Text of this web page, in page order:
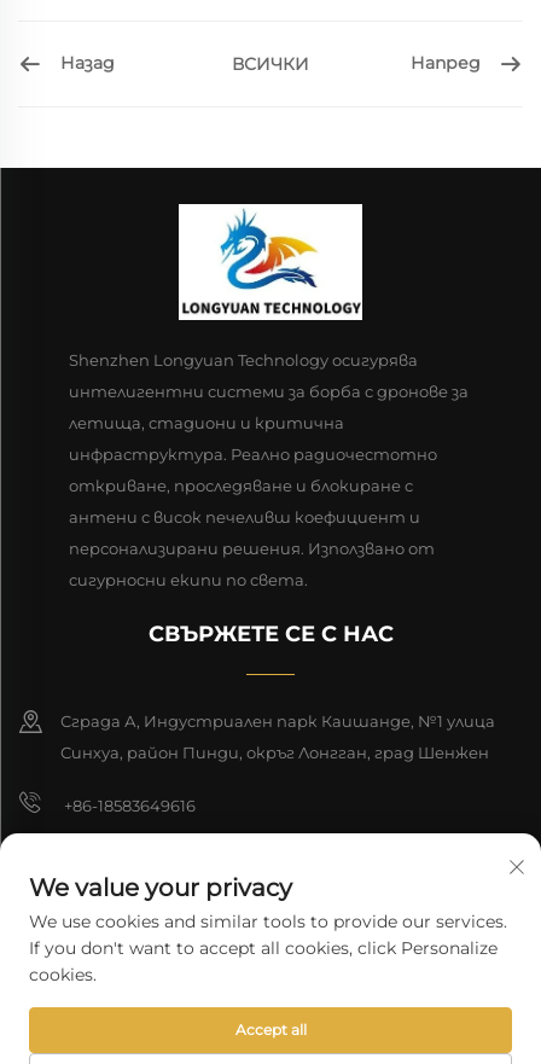
Назад ВСИЧКИ Напред
Shenzhen Longyuan Technology осигурява
интелигентни системи за борба с дронове за
летища, стадиони и критична
инфраструктура. Реално радиочестотно
откриване, проследяване и блокиране с
антени с висок печеливш коефициент и
персонализирани решения. Използвано от
сигурносни екипи по света.
СВЪРЖЕТЕ СЕ С НАС
Сграда А, Индустриален парк Каишанде, №1 улица
Синхуа, район Пинди, окръг Лонгган, град Шенжен
+86-18583649616
8618165761396
Автоматно право © 2026 Шънджън Лонгюан Технолоджи К.о.,
Лтд. Всички права запазени. Политика за поверителност
We value your privacy
We use cookies and similar tools to provide our services.
If you don't want to accept all cookies, click Personalize
cookies.
Accept all